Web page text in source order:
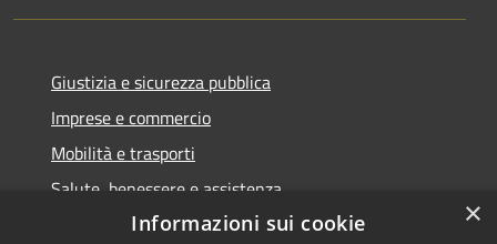
Giustizia e sicurezza pubblica
Imprese e commercio
Mobilità e trasporti
Salute, benessere e assistenza
Tributi, finanze e contravvenzioni
×
Informazioni sui cookie